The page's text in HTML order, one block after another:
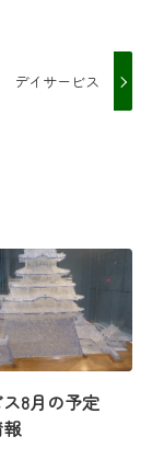
デイサービス
8月の予定